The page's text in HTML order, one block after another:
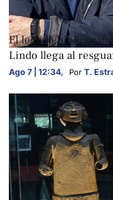
ARTE Y CULTURA
El legado
Lindo llega al
Ago 7 | 12:34, Por T.